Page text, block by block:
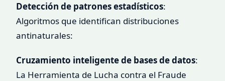
Detección de patrones estadísticos:
Algoritmos que identifican distribuciones
antinaturales:
Cruzamiento inteligente de bases de datos:
La Herramienta de Lucha contra el Fraude